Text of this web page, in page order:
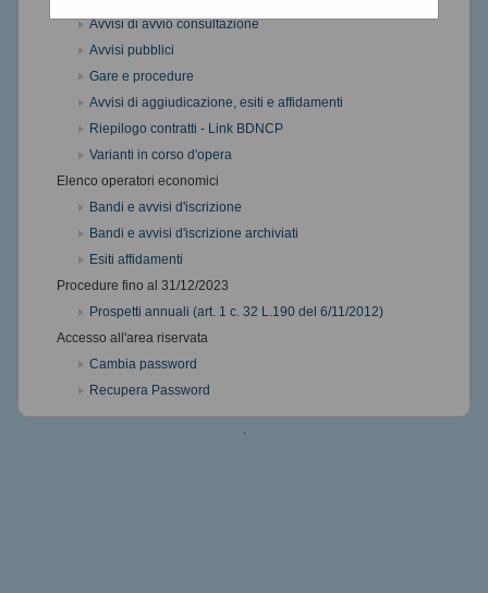
Avvisi di avvio consultazione
Avvisi pubblici
Gare e procedure
Avvisi di aggiudicazione, esiti e affidamenti
Riepilogo contratti - Link BDNCP
Varianti in corso d'opera
Elenco operatori economici
Bandi e avvisi d'iscrizione
Bandi e avvisi d'iscrizione archiviati
Esiti affidamenti
Procedure fino al 31/12/2023
Prospetti annuali (art. 1 c. 32 L.190 del 6/11/2012)
Accesso all'area riservata
Cambia password
Recupera Password
.